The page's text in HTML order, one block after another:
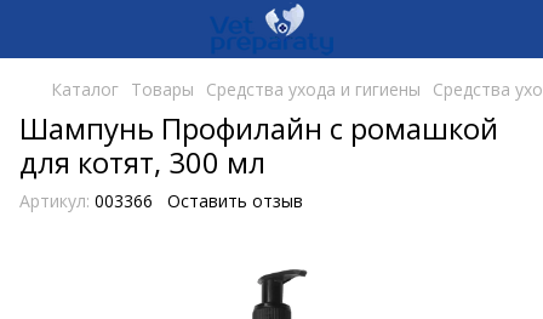
Каталог Товары Средства ухода и гигиены Средства
Шампунь Профилайн с ромашкой
для котят, 300 мл
Артикул: 003366 Оставить отзыв